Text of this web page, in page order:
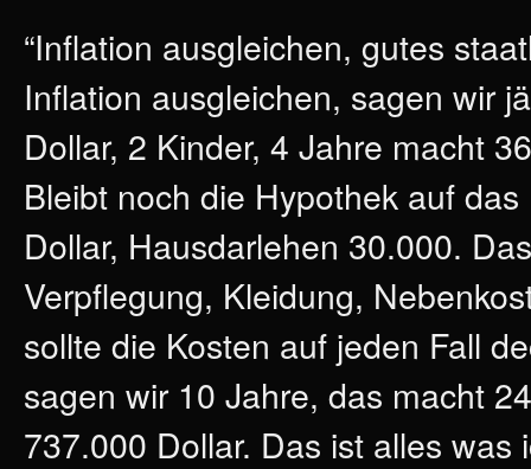
“Inflation ausgleichen, gutes
Inflation ausgleichen, sagen wir
Dollar, 2 Kinder, 4 Jahre macht
Bleibt noch die Hypothek auf
Dollar, Hausdarlehen 30.000.
Verpflegung, Kleidung,
sollte die Kosten auf jeden Fall
sagen wir 10 Jahre, das macht
737.000 Dollar. Das ist alles was